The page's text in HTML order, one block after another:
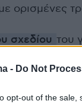
- Do Not
opt-out of the
ορισμένες
σχεδίου του
έχει έσοδα η